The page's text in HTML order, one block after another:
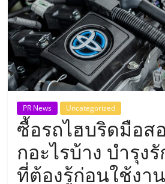
รวม
ธุรกิจ
เอ
ส
PR News Uncategorized
ซื้อรถไฮบริดมือส
กอะไรบ้าง บำรุง
ที่ต้องรู้ก่อนใช้งาน